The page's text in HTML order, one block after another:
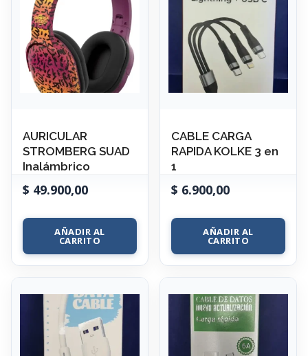
AURICULAR
STROMBERG SUAD
Inalámbrico
$ 49.900,00
AÑADIR AL
CARRITO
CABLE CARGA
RAPIDA KOLKE 3 en
1
$ 6.900,00
AÑADIR AL
CARRITO